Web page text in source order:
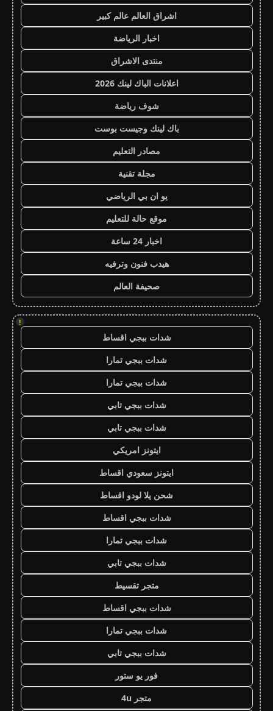
اشراق العالم عالم كبير
اخبار الرياضة
منتدى الاشراق
اعلانات الباك لينك 2026
شوف رياضة
باك لينك وجيست بوست
مصادر التعليم
مجلة تقنية
يو ان بي الرياضي
موقع حالة للتعليم
اخبار 24 ساعة
هيدب فنون وترفيه
صحيفة العالم
!
شدات ببجي اقساط
شدات ببجي تمارا
شدات ببجي تمارا
شدات ببجي تابي
شدات ببجي تابي
ايتونز امريكي
ايتونز سعودي اقساط
شحن يلا لودو اقساط
شدات ببجي اقساط
شدات ببجي تمارا
شدات ببجي تابي
متجر تقسيط
شدات ببجي اقساط
شدات ببجي تمارا
شدات ببجي تابي
فور يو ستور
متجر 4u